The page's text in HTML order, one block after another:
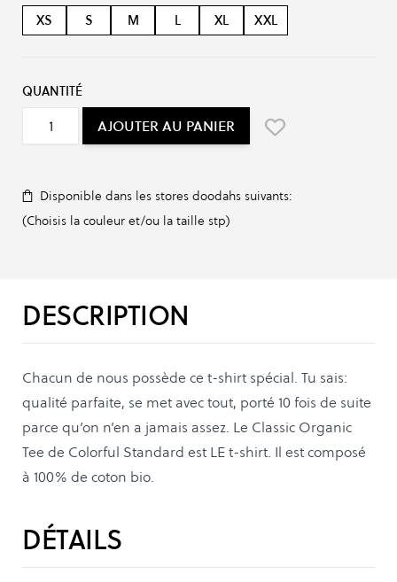
XS
S M L XL XXL
QUANTITÉ
AJOUTER AU PANIER
Disponible dans les stores doodahs suivants:
(Choisis la couleur et/ou la taille stp)
DESCRIPTION
Chacun de nous possède ce t-shirt spécial. Tu sais:
qualité parfaite, se met avec tout, porté 10 fois de suite
parce qu’on n’en a jamais assez. Le Classic Organic
Tee de Colorful Standard est LE t-shirt. Il est composé
à 100% de coton bio.
DÉTAILS